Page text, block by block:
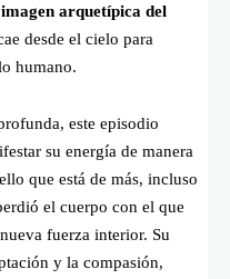
imagen arquetípica del
desde el cielo para
humano.
este episodio
su energía de manera
que está de más, incluso
el cuerpo con el que
fuerza interior. Su
y la compasión,